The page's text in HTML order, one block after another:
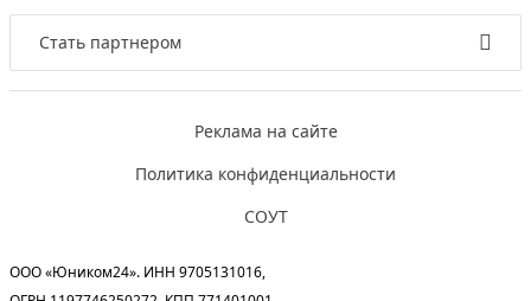
Стать партнером
Реклама на сайте
Политика конфиденциальности
СОУТ
ООО «Юником24». ИНН 9705131016,